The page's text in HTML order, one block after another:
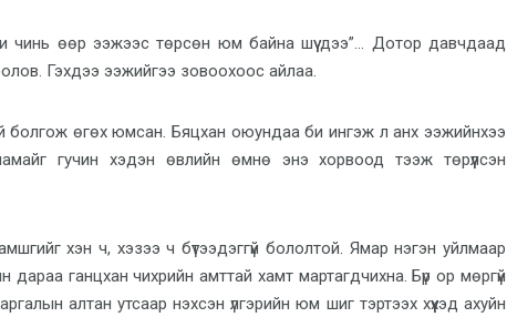
чинь өөр ээжээс төрсөн юм байна шүү дээ”… Дотор давчдаад
Гэхдээ ээжийгээ зовоохоос айлаа.
болгож өгөх юмсан. Бяцхан оюундаа би ингэж л анх ээжийнхээ
гучин хэдэн өвлийн өмнө энэ хорвоод тээж төрүүлсэн
хэн ч, хэзээ ч бүтээдэггүй бололтой. Ямар нэгэн уйлмаар
ганцхан чихрийн амттай хамт мартагдчихна. Бүр ор мөргүй
алтан утсаар нэхсэн үлгэрийн юм шиг тэртээх хүүхэд ахуйн